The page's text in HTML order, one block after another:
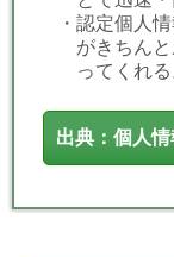
・認定個人
がきちん
ってくれる
出典：個人